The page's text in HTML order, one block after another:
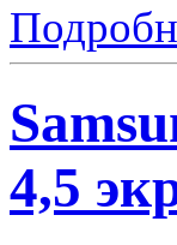
4,5